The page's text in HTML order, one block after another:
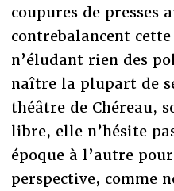
coupures de presses
contrebalancent
n’éludant rien des
naître la plupart de
théâtre de Chéreau,
libre, elle n’hésite
époque à l’autre
perspective, comme